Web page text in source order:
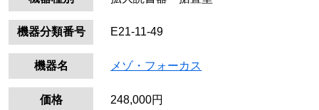
機器分類番号 E21-11-49
機器名 メゾ・フォーカス
価格 248,000円